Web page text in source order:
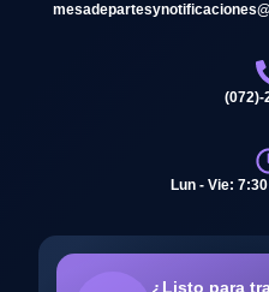
(072)-
Lun - Vie:
¿Listo para